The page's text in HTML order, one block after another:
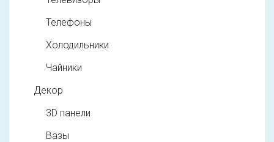
Телефоны
Холодильники
Чайники
Декор
3D панели
Вазы